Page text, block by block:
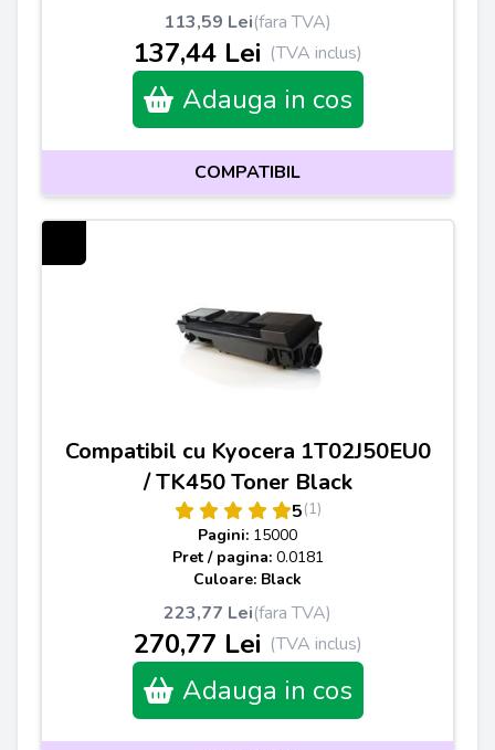
113,59 Lei(fara TVA)
137,44 Lei (TVA inclus)
Adauga in cos
COMPATIBIL
Compatibil cu Kyocera 1T02J50EU0
/ TK450 Toner Black
5(1)
Pagini: 15000
Pret / pagina: 0.0181
Culoare: Black
223,77 Lei(fara TVA)
270,77 Lei (TVA inclus)
Adauga in cos